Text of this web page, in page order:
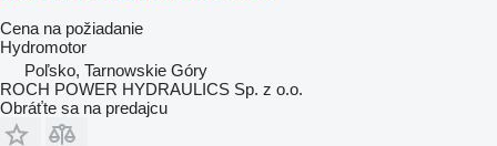
Cena na požiadanie
Hydromotor
Poľsko, Tarnowskie Góry
ROCH POWER HYDRAULICS Sp. z o.o.
Obráťte sa na predajcu